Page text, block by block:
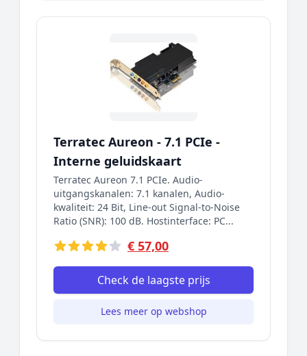
Terratec Aureon - 7.1 PCIe -
Interne geluidskaart
Terratec Aureon 7.1 PCIe. Audio-
uitgangskanalen: 7.1 kanalen, Audio-
kwaliteit: 24 Bit, Line-out Signal-to-Noise
Ratio (SNR): 100 dB. Hostinterface: PC...
€ 57,00
Check de laagste prijs
Lees meer op webshop